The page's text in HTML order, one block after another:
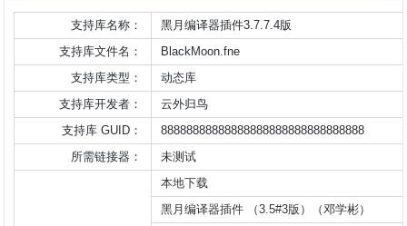
支持库名称：
黑月编译器插件3.7.7.4版
支持库文件名：
BlackMoon.fne
支持库类型：
动态库
支持库开发者：
云外归鸟
支持库 GUID：
88888888888888888888888888888888
所需链接器：
未测试
本地下载
黑月编译器插件 （3.5#3版）（邓学彬）